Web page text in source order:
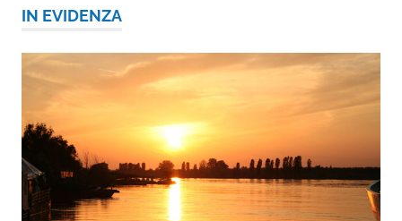
IN EVIDENZA